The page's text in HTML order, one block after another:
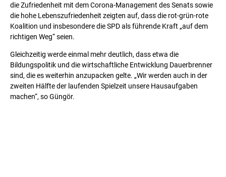
die Zufriedenheit mit dem Corona-Management des Senats sowie
die hohe Lebenszufriedenheit zeigten auf, dass die rot-grün-rote
Koalition und insbesondere die SPD als führende Kraft „auf dem
richtigen Weg“ seien.
Gleichzeitig werde einmal mehr deutlich, dass etwa die
Bildungspolitik und die wirtschaftliche Entwicklung Dauerbrenner
sind, die es weiterhin anzupacken gelte. „Wir werden auch in der
zweiten Hälfte der laufenden Spielzeit unsere Hausaufgaben
machen“, so Güngör.